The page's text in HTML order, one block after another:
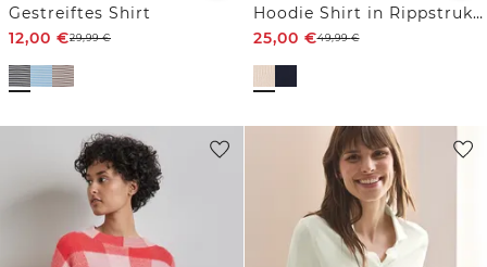
Gestreiftes Shirt
12,00 €29,99€
Hoodie Shirt in Rippstruktur
25,00 €49,99€